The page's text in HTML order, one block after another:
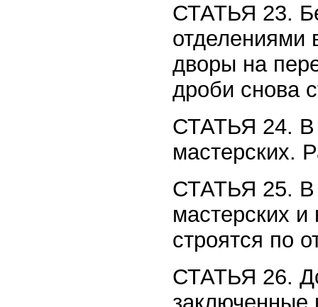
СТАТЬЯ 23.
отделениями
дворы на
дроби снова
СТАТЬЯ 24. В
мастерских.
СТАТЬЯ 25. В
мастерских
строятся по
СТАТЬЯ 26.